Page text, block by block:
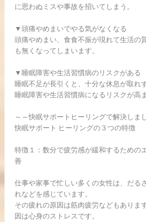
に思わぬミスや事故を招いてしまう。
▼頭痛やめまいでやる気がなくなる
頭痛やめまい、食食不振が現れて生活の
も無くなってしまいます。
▼睡眠障害や生活習慣病のリスクがある
睡眠不足が長引くと、十分な休息が取れ
睡眠障害や生活習慣病になるリスクが高
～～快眠サポートヒーリングで解決しま
快眠サポート ヒーリングの３つの特徴
特徴１：数分で疲労感が緩和するための
善
仕事や家事で忙しい多くの女性は、だる
れなどを感じています。
その疲れの原因は筋肉疲労などもありま
因は心身のストレスです。